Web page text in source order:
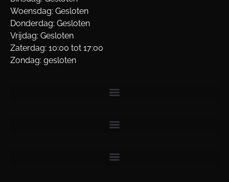
Woensdag: Gesloten
Donderdag: Gesloten
Vrijdag: Gesloten
Zaterdag: 10:00 tot 17:00
Zondag: gesloten